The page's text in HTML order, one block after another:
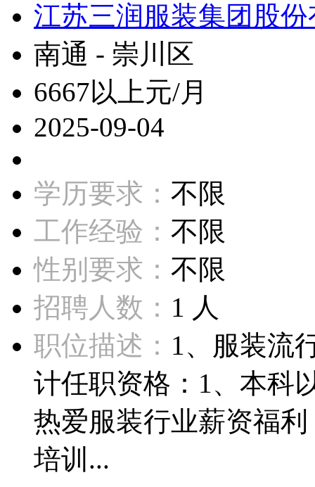
江苏三润服装集团股
南通 - 崇川区
6667以上元/月
2025-09-04
学历要求： 不限
工作经验： 不限
性别要求： 不限
招聘人数： 1 人
职位描述： 1、服装流
计任职资格：1、本科
热爱服装行业薪资福
培训...